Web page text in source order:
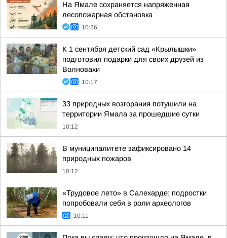
На Ямале сохраняется напряженная
лесопожарная обстановка
10:26
К 1 сентября детский сад «Крылышки»
подготовил подарки для своих друзей из
Волновахи
10:17
33 природных возгорания потушили на
территории Ямала за прошедшие сутки
10:12
В муниципалитете зафиксировано 14
природных пожаров
10:12
«Трудовое лето» в Салехарде: подростки
попробовали себя в роли археологов
10:11